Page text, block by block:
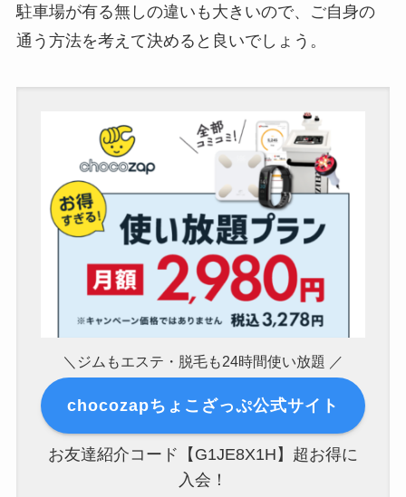
駐車場が有る無しの違いも大きいので、ご自身の
通う方法を考えて決めると良いでしょう。
＼ジムもエステ・脱毛も24時間使い放題 ／
chocozapちょこざっぷ公式サイト
お友達紹介コード【G1JE8X1H】超お得に
入会！